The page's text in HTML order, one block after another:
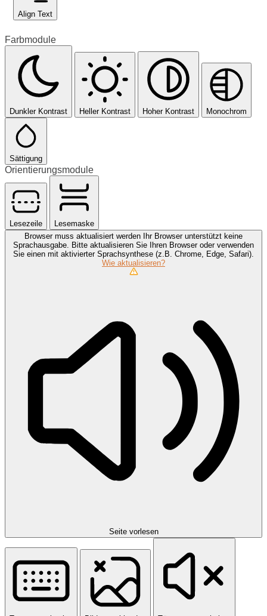
Align Text
Farbmodule
Dunkler Kontrast Heller Kontrast Hoher Kontrast Monochrom
Sättigung
Orientierungsmodule
Lesezeile
Lesemaske
Browser muss aktualisiert werden
Ihr Browser unterstützt keine
Sprachausgabe. Bitte aktualisieren Sie Ihren Browser oder verwenden
Sie einen mit aktivierter Sprachsynthese (z.B. Chrome, Edge, Safari).
Wie aktualisieren?
Seite vorlesen